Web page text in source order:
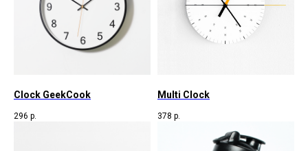
Clock GeekCook
296 р.
Multi Clock
378 р.